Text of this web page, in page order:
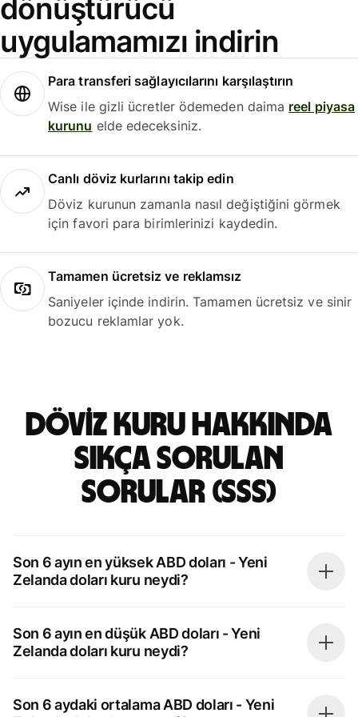
dönüştürücü
uygulamamızı indirin
Para transferi sağlayıcılarını karşılaştırın
Wise ile gizli ücretler ödemeden daima reel piyasa
kurunu elde edeceksiniz.
Canlı döviz kurlarını takip edin
Döviz kurunun zamanla nasıl değiştiğini görmek
için favori para birimlerinizi kaydedin.
Tamamen ücretsiz ve reklamsız
Saniyeler içinde indirin. Tamamen ücretsiz ve sinir
bozucu reklamlar yok.
döviz kuru hakkında
sıkça sorulan
sorular (SSS)
Son 6 ayın en yüksek ABD doları - Yeni
Zelanda doları kuru neydi?
Son 6 ayın en düşük ABD doları - Yeni
Zelanda doları kuru neydi?
Son 6 aydaki ortalama ABD doları - Yeni